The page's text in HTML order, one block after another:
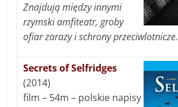
Znajdują między innymi
rzymski amfiteatr, groby
ofiar zarazy i schrony przeciwlotnicze.
Secrets of Selfridges
(2014)
film – 54m – polskie napisy